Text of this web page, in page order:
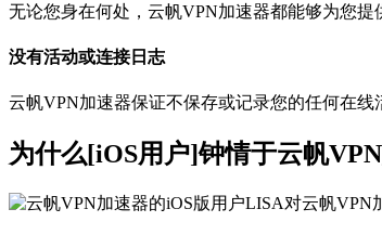
无论您身在何处，云帆VPN加速器都能够为您
没有活动或连接日志
云帆VPN加速器保证不保存或记录您的任何在线
为什么[iOS用户]钟情于云帆